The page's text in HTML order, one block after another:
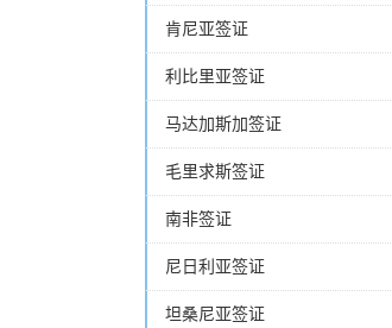
肯尼亚签证
利比里亚签证
马达加斯加签证
毛里求斯签证
南非签证
尼日利亚签证
坦桑尼亚签证